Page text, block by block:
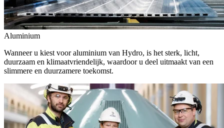
Aluminium
Wanneer u kiest voor aluminium van Hydro, is het sterk, licht,
duurzaam en klimaatvriendelijk, waardoor u deel uitmaakt van een
slimmere en duurzamere toekomst.